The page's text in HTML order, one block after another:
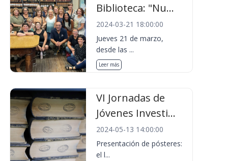
Biblioteca: "Nu...
2024-03-21 18:00:00
Jueves 21 de marzo,
desde las ...
Leer más
VI Jornadas de
Jóvenes Investi...
2024-05-13 14:00:00
Presentación de pósteres:
el l...